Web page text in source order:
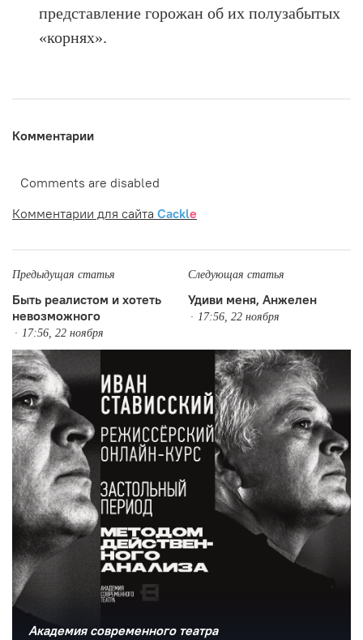
представление горожан об их полузабытых
«корнях».
Комментарии
Comments are disabled
Комментарии для сайта Cackle
Предыдущая статья
Быть реалистом и хотеть
невозможного
17:56, 22 ноября
Следующая статья
Удиви меня, Анжелен
17:56, 22 ноября
Академия современного театра